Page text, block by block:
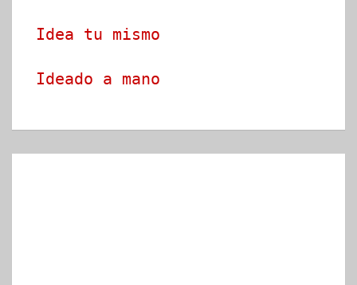
Idea tu mismo
Ideado a mano